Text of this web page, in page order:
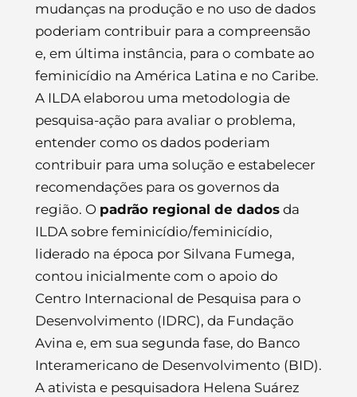
mudanças na produção e no uso de dados
poderiam contribuir para a compreensão
e, em última instância, para o combate ao
feminicídio na América Latina e no Caribe.
A ILDA elaborou uma metodologia de
pesquisa-ação para avaliar o problema,
entender como os dados poderiam
contribuir para uma solução e estabelecer
recomendações para os governos da
região. O padrão regional de dadosda
ILDA sobre feminicídio/feminicídio,
liderado na época por Silvana Fumega,
contou inicialmente com o apoio do
Centro Internacional de Pesquisa para o
Desenvolvimento (IDRC), da Fundação
Avina e, em sua segunda fase, do Banco
Interamericano de Desenvolvimento (BID).
A ativista e pesquisadora Helena Suárez